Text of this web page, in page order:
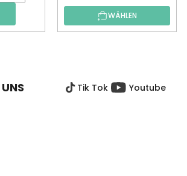
WÄHLEN
Tik Tok Youtube